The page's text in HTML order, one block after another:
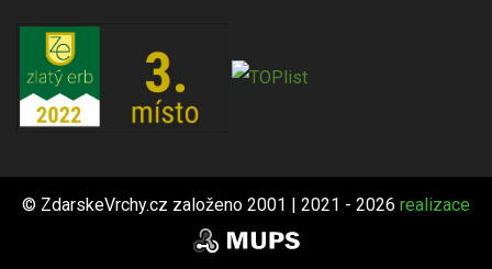
© ZdarskeVrchy.cz založeno 2001 | 2021 - 2026 realizace